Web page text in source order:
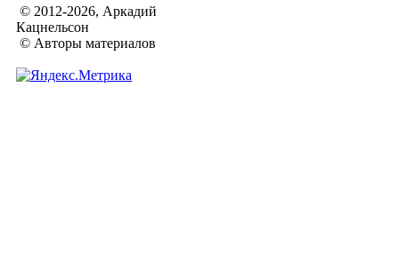
© 2012-2026, Аркадий
Кацнельсон
© Авторы материалов